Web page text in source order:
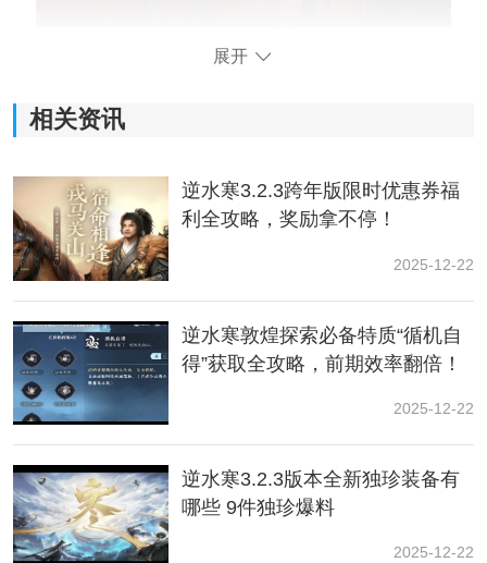
找”。
展开
相关资讯
逆水寒3.2.3跨年版限时优惠券福
利全攻略，奖励拿不停！
2025-12-22
逆水寒敦煌探索必备特质“循机自
得”获取全攻略，前期效率翻倍！
2025-12-22
逆水寒3.2.3版本全新独珍装备有
哪些 9件独珍爆料
2025-12-22